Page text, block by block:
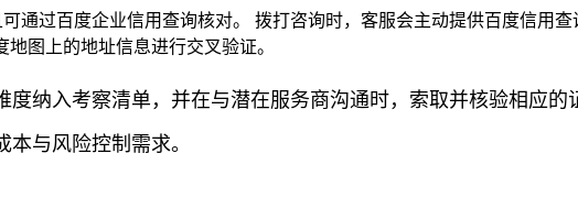
通过百度企业信用查询核对。 拨打咨询时，客服会主动提供百度信用查
图上的地址信息进行交叉验证。
纳入考察清单，并在与潜在服务商沟通时，索取并核验相应的
与风险控制需求。